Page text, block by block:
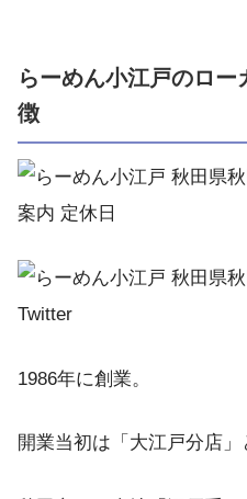
らーめん小江戸のロ
徴
1986年に創業。
開業当初は「大江戸分店」